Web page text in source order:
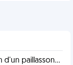
d'un paillasson...